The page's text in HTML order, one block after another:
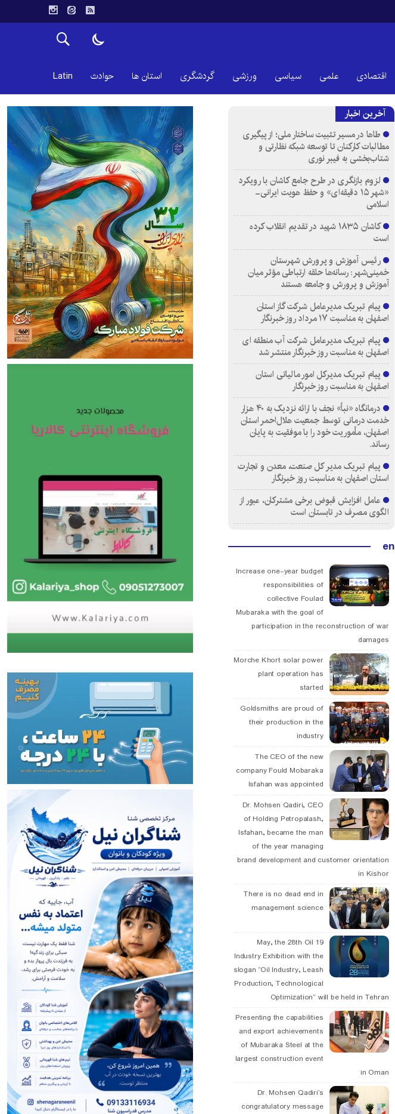
اقتصادی علمی سیاسی ورزشی گردشگری استان ها حوادث Latin
آخرین اخبار
طاها در مسیر تثبیت ساختار ملی؛ از پیگیری
مطالبات کارکنان تا توسعه شبکه نظارتی و
شتاب‌بخشی به فیبر نوری
لزوم بازنگری در طرح جامع کاشان با رویکرد
«شهر ۱۵ دقیقه‌ای» و حفظ هویت ایرانی-
اسلامی
کاشان ۱۸۳۵ شهید در تقدیم انقلاب کرده
است
رئیس آموزش و پرورش شهرستان
خمینی‌شهر: رسانه‌ها حلقه ارتباطی مؤثر میان
آموزش و پرورش و جامعه هستند
پیام تبریک مدیرعامل شرکت گاز استان
اصفهان به مناسبت ۱۷ مرداد روز خبرنگار
پیام تبریک مدیرعامل شرکت آب منطقه ای
اصفهان به مناسبت روز خبرنگار منتشر شد
پیام تبریک مدیرکل امور مالیاتی استان
اصفهان به مناسبت روز خبرنگار
درمانگاه «نبأ» نجف با ارائه نزدیک به ۴۰ هزار
خدمت درمانی توسط جمعیت هلال‌احمر استان
اصفهان، مأموریت خود را با موفقیت به پایان
رساند.
پیام تبریک مدیر کل صنعت، معدن و تجارت
استان اصفهان به مناسبت روز خبرنگار
عامل افزایش قبوض برخی مشترکان، عبور از
الگوی مصرف در تابستان است
en
Increase one-year budget
responsibilities of
collective Foulad
Mubaraka with the goal of
participation in the reconstruction of war
damages
Morche Khort solar power
plant operation has
started
Goldsmiths are proud of
their production in the
industry
The CEO of the new
company Fould Mobaraka
Isfahan was appointed
Dr. Mohsen Qadiri, CEO
of Holding Petropalash,
Isfahan, became the man
of the year managing
brand development and customer orientation
in Kishor
There is no dead end in
management science
19 May, the 28th Oil
Industry Exhibition with the
slogan “Oil Industry, Leash
Production, Technological
Optimization” will be held in Tehran
Presenting the capabilities
and export achievements
of Mubaraka Steel at the
largest construction event
in Oman
Dr. Mohsen Qadiri’s
congratulatory message